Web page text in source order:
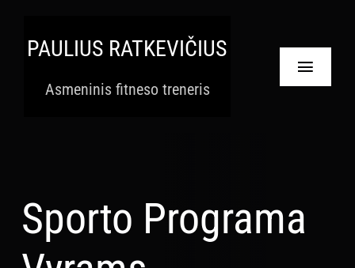
contentPAULIUS RATKEVIČIUS
Asmeninis fitneso treneris
Toggle
Apie
Krepšelis
Sporto Programa